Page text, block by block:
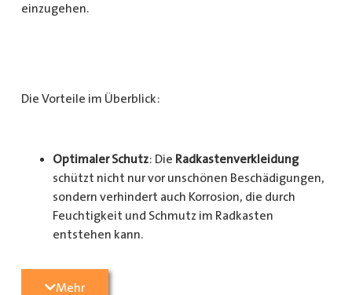
einzugehen.
Die Vorteile im Überblick:
Optimaler Schutz: Die Radkastenverkleidung
schützt nicht nur vor unschönen Beschädigungen,
sondern verhindert auch Korrosion, die durch
Feuchtigkeit und Schmutz im Radkasten
entstehen kann.
Langlebigkeit
Mehr